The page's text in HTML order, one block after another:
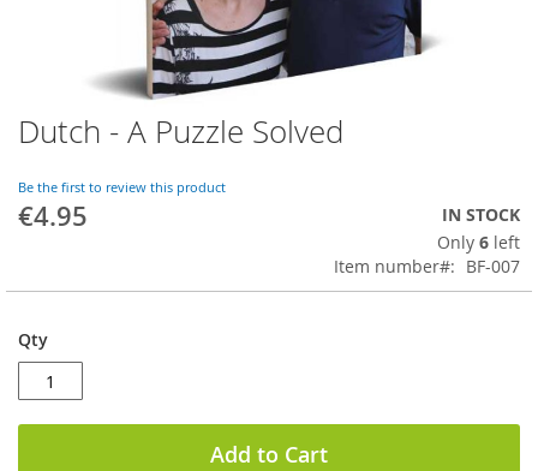
Skip
to
beginning
of
gallery
Dutch - A Puzzle Solved
Be the first to review this product
€4.95
IN STOCK
Only 6 left
Item number
BF-007
Qty
Add to Cart